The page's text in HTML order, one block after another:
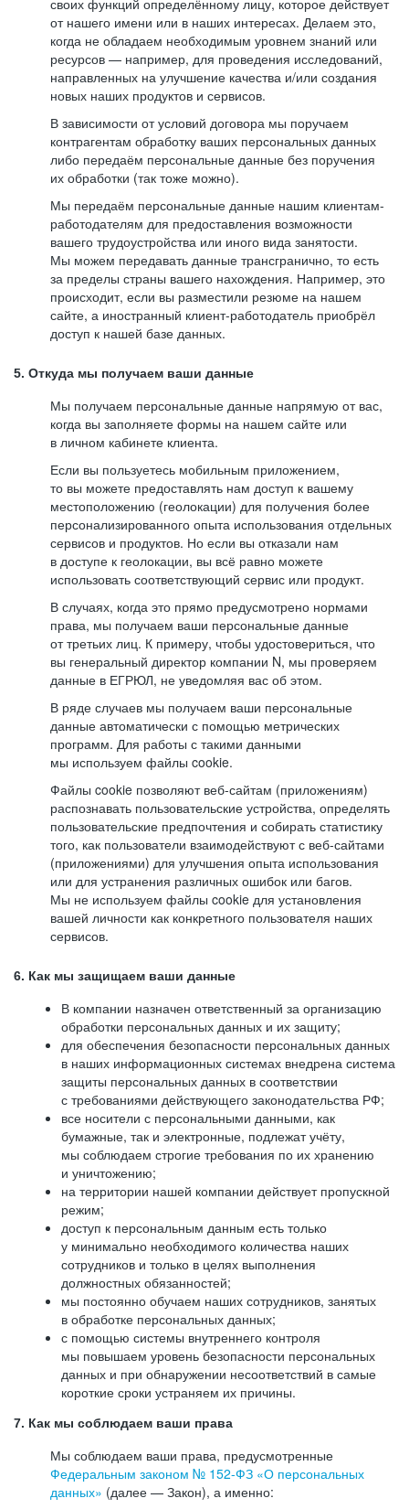
своих функций определённому лицу, которое действует
от нашего имени или в наших интересах. Делаем это,
когда не обладаем необходимым уровнем знаний или
ресурсов — например, для проведения исследований,
направленных на улучшение качества и/или создания
новых наших продуктов и сервисов.
В зависимости от условий договора мы поручаем
контрагентам обработку ваших персональных данных
либо передаём персональные данные без поручения
их обработки (так тоже можно).
Мы передаём персональные данные нашим клиентам-
работодателям для предоставления возможности
вашего трудоустройства или иного вида занятости.
Мы можем передавать данные трансгранично, то есть
за пределы страны вашего нахождения. Например, это
происходит, если вы разместили резюме на нашем
сайте, а иностранный клиент-работодатель приобрёл
доступ к нашей базе данных.
5. Откуда мы получаем ваши данные
Мы получаем персональные данные напрямую от вас,
когда вы заполняете формы на нашем сайте или
в личном кабинете клиента.
Если вы пользуетесь мобильным приложением,
то вы можете предоставлять нам доступ к вашему
местоположению (геолокации) для получения более
персонализированного опыта использования отдельных
сервисов и продуктов. Но если вы отказали нам
в доступе к геолокации, вы всё равно можете
использовать соответствующий сервис или продукт.
В случаях, когда это прямо предусмотрено нормами
права, мы получаем ваши персональные данные
от третьих лиц. К примеру, чтобы удостовериться, что
вы генеральный директор компании N, мы проверяем
данные в ЕГРЮЛ, не уведомляя вас об этом.
В ряде случаев мы получаем ваши персональные
данные автоматически с помощью метрических
программ. Для работы с такими данными
мы используем файлы cookie.
Файлы cookie позволяют веб-сайтам (приложениям)
распознавать пользовательские устройства, определять
пользовательские предпочтения и собирать статистику
того, как пользователи взаимодействуют с веб-сайтами
(приложениями) для улучшения опыта использования
или для устранения различных ошибок или багов.
Мы не используем файлы cookie для установления
вашей личности как конкретного пользователя наших
сервисов.
6. Как мы защищаем ваши данные
В компании назначен ответственный за организацию
обработки персональных данных и их защиту;
для обеспечения безопасности персональных данных
в наших информационных системах внедрена система
защиты персональных данных в соответствии
с требованиями действующего законодательства РФ;
все носители с персональными данными, как
бумажные, так и электронные, подлежат учёту,
мы соблюдаем строгие требования по их хранению
и уничтожению;
на территории нашей компании действует пропускной
режим;
доступ к персональным данным есть только
у минимально необходимого количества наших
сотрудников и только в целях выполнения
должностных обязанностей;
мы постоянно обучаем наших сотрудников, занятых
в обработке персональных данных;
с помощью системы внутреннего контроля
мы повышаем уровень безопасности персональных
данных и при обнаружении несоответствий в самые
короткие сроки устраняем их причины.
7. Как мы соблюдаем ваши права
Мы соблюдаем ваши права, предусмотренные
Федеральным законом № 152-ФЗ «О персональных
данных» (далее — Закон), а именно: